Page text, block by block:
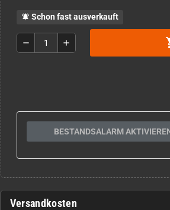
notifications_active Schon fast ausverkauft
remove add
BESTANDSALARM
Versandkosten